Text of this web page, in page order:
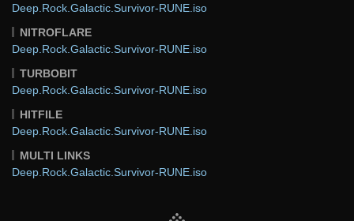
Deep.Rock.Galactic.Survivor-RUNE.iso
NITROFLARE
Deep.Rock.Galactic.Survivor-RUNE.iso
TURBOBIT
Deep.Rock.Galactic.Survivor-RUNE.iso
HITFILE
Deep.Rock.Galactic.Survivor-RUNE.iso
MULTI LINKS
Deep.Rock.Galactic.Survivor-RUNE.iso